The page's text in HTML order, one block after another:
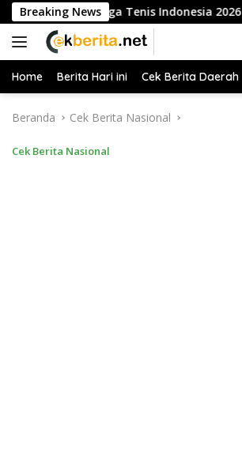
Langsung
ke
konten
Breaking News
Buka Liga Tenis Indonesia 2026 Seri 1
Home Berita Hari ini Cek Berita Daerah
Beranda Cek Berita Nasional
Cek Berita Nasional